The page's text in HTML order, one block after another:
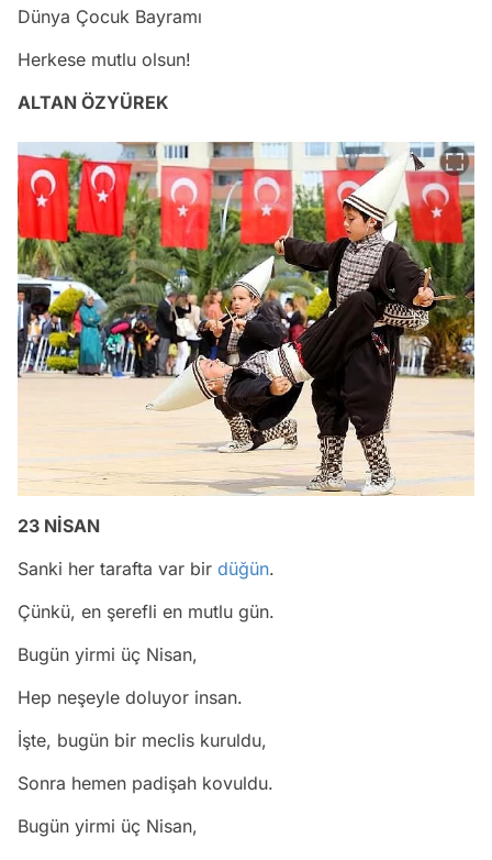
Dünya Çocuk Bayramı
Herkese mutlu olsun!
ALTAN ÖZYÜREK
23 NİSAN
Sanki her tarafta var bir düğün.
Çünkü, en şerefli en mutlu gün.
Bugün yirmi üç Nisan,
Hep neşeyle doluyor insan.
İşte, bugün bir meclis kuruldu,
Sonra hemen padişah kovuldu.
Bugün yirmi üç Nisan,